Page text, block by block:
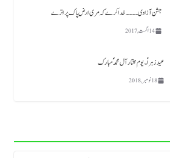
جشن آزادی ۔۔۔۔خدا کرے کہ مری ارض پاک پر اترے
14 اگست, 2017
عید زہراؑ ۔ یوم مختار آل محمد ؐ مبارک
18 نومبر, 2018